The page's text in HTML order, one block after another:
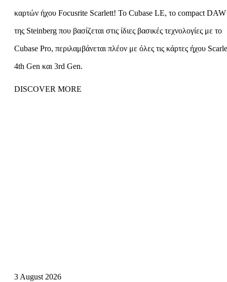
καρτών ήχου Focusrite Scarlett! Το Cubase LE, το compact DAW
της Steinberg που βασίζεται στις ίδιες βασικές τεχνολογίες με το
Cubase Pro, περιλαμβάνεται πλέον με όλες τις κάρτες ήχου
4th Gen και 3rd Gen.
DISCOVER MORE
3 August 2026